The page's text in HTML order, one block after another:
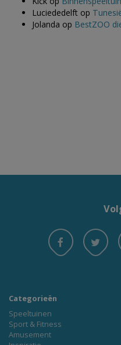
Luciededelft op
Jolanda op BestZOO
Categorieën
Speeltuinen
Sport & Fitness
Amusement